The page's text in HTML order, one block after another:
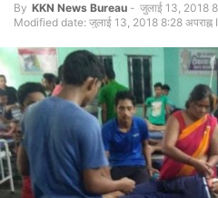
By KKN News Bureau - जुलाई 13, 2018
Modified date: जुलाई 13, 2018 8:28 अपराह्न